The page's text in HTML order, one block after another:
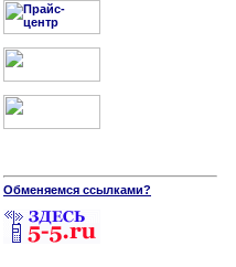
Обменяемся ссылками?